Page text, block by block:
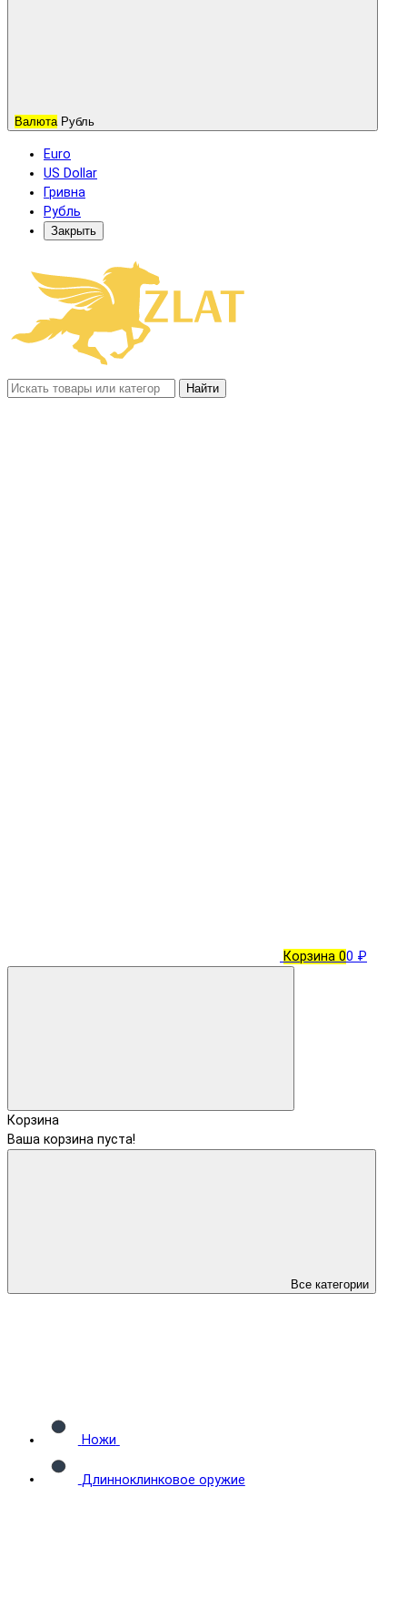
Валюта Рубль
Euro
US Dollar
Гривна
Рубль
Закрыть
Найти
Корзина 00 ₽
Корзина
Ваша корзина пуста!
Все категории
Ножи
Длинноклинковое оружие